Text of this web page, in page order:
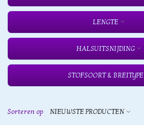
LENGTE
HALSUITSNIJDING
STOFSOORT & BREITYPE
Sorteren op NIEUWSTE PRODUCTEN